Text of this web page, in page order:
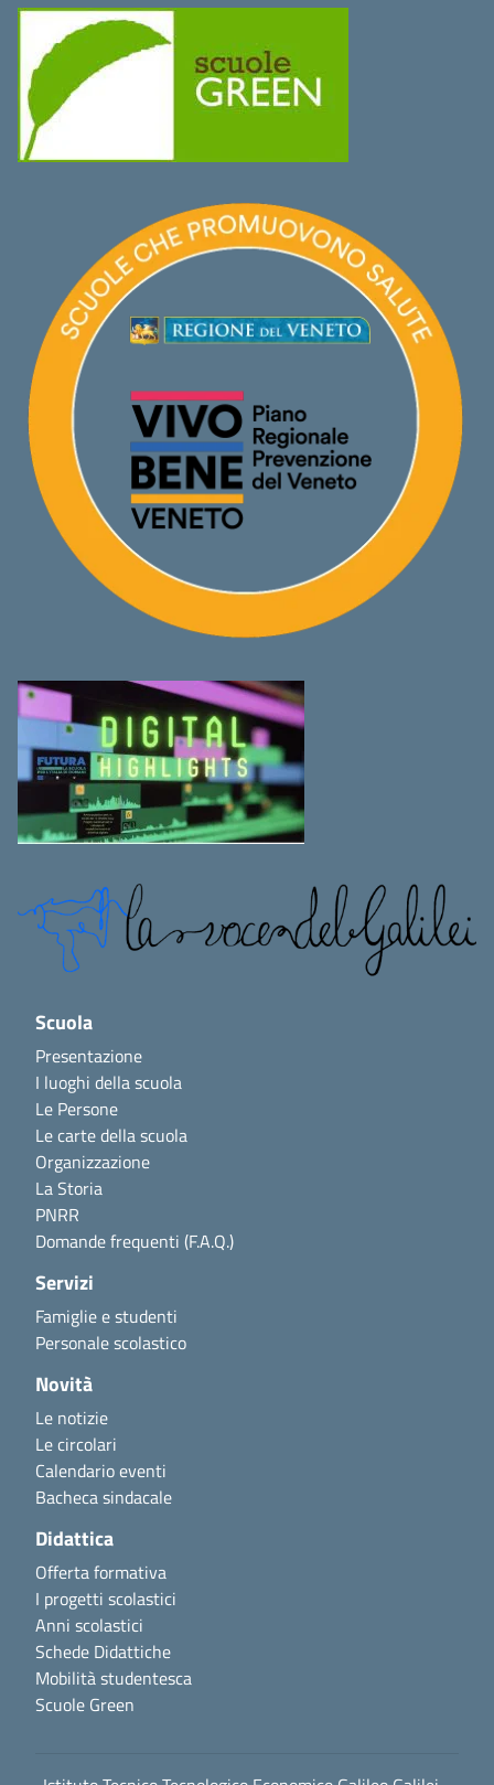
Scuola
Presentazione
I luoghi della scuola
Le Persone
Le carte della scuola
Organizzazione
La Storia
PNRR
Domande frequenti (F.A.Q.)
Servizi
Famiglie e studenti
Personale scolastico
Novità
Le notizie
Le circolari
Calendario eventi
Bacheca sindacale
Didattica
Offerta formativa
I progetti scolastici
Anni scolastici
Schede Didattiche
Mobilità studentesca
Scuole Green